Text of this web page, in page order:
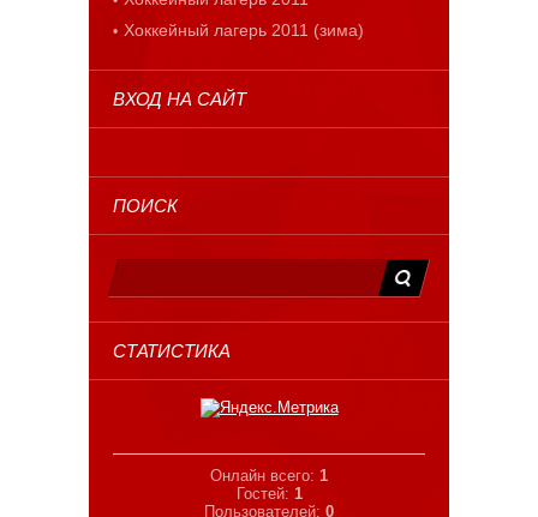
Хоккейный лагерь 2011 (зима)
ВХОД НА САЙТ
ПОИСК
СТАТИСТИКА
Онлайн всего: 1
Гостей: 1
Пользователей: 0